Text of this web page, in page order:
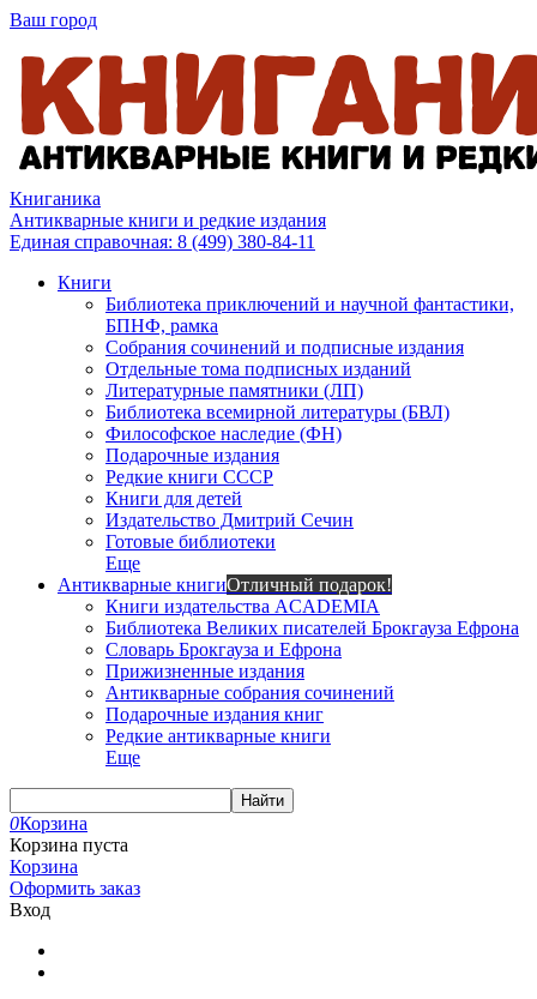
Ваш город
Книганика
Антикварные книги и редкие издания
Единая справочная: 8 (499) 380-84-11
Книги
Библиотека приключений и научной фантастики,
БПНФ, рамка
Собрания сочинений и подписные издания
Отдельные тома подписных изданий
Литературные памятники (ЛП)
Библиотека всемирной литературы (БВЛ)
Философское наследие (ФН)
Подарочные издания
Редкие книги СССР
Книги для детей
Издательство Дмитрий Сечин
Готовые библиотеки
Еще
Антикварные книгиОтличный подарок!
Книги издательства ACADEMIA
Библиотека Великих писателей Брокгауза Ефрона
Словарь Брокгауза и Ефрона
Прижизненные издания
Антикварные собрания сочинений
Подарочные издания книг
Редкие антикварные книги
Еще
Найти
0Корзина
Корзина пуста
Корзина
Оформить заказ
Вход